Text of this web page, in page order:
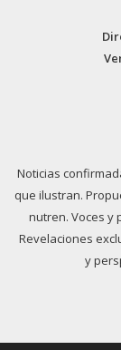
Noticias
que ilustran.
nutren. Voces y
Revelaciones
y